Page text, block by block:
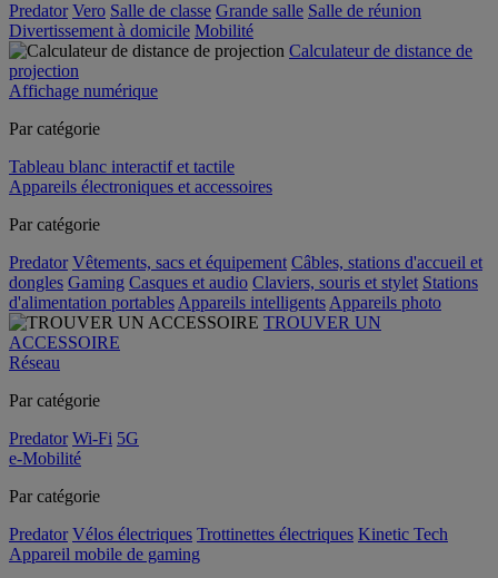
Predator Vero Salle de classe Grande salle Salle de réunion
Divertissement à domicile Mobilité
Calculateur de distance de
projection
Affichage numérique
Par catégorie
Tableau blanc interactif et tactile
Appareils électroniques et accessoires
Par catégorie
Predator Vêtements, sacs et équipement Câbles, stations d'accueil et
dongles Gaming Casques et audio Claviers, souris et stylet Stations
d'alimentation portables Appareils intelligents Appareils photo
TROUVER UN
ACCESSOIRE
Réseau
Par catégorie
Predator Wi-Fi 5G
e-Mobilité
Par catégorie
Predator Vélos électriques Trottinettes électriques Kinetic Tech
Appareil mobile de gaming